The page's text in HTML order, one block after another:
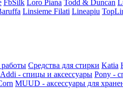
FbSilk Loro Piana Todd & Duncan
Linsieme Filati Lineapiu
Средства для стирки Katia
Addi - спицы и аксессуары Pony -
MUUD - аксессуары для